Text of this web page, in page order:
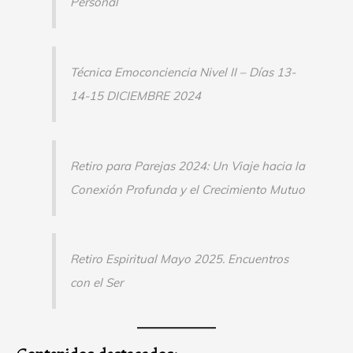
Técnica Emoconciencia Nivel II – Días 13-
14-15 DICIEMBRE 2024
Retiro para Parejas 2024: Un Viaje hacia la
Conexión Profunda y el Crecimiento Mutuo
Retiro Espiritual Mayo 2025. Encuentros
con el Ser